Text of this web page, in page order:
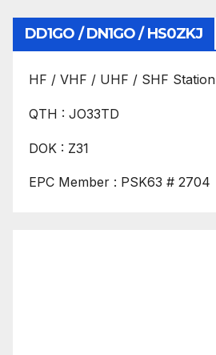
DD1GO / DN1GO / HS0ZKJ
HF / VHF / UHF / SHF Station
QTH : JO33TD
DOK : Z31
EPC Member : PSK63 # 2704